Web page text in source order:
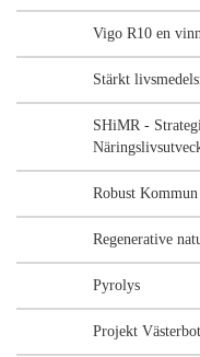
Vigo R10 en
Stärkt
SHiMR -
Robust Kommun
Regenerative
Pyrolys
Projekt